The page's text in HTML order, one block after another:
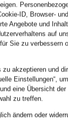
ID, Browser-
Angebote und
auf
Sie zu verbessern
zu akzeptieren und
Einstellungen“,
eine Übersicht
zu treffen.
ändern oder